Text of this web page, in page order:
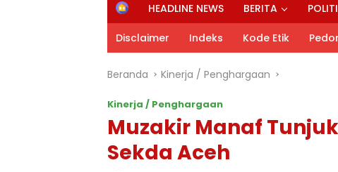
H
o
m
e
HEADLINE NEWS BERITA
Disclaimer Indeks Kode Etik
Beranda Kinerja / Penghargaan
Kinerja / Penghargaan
Muzakir Manaf
Sekda Aceh